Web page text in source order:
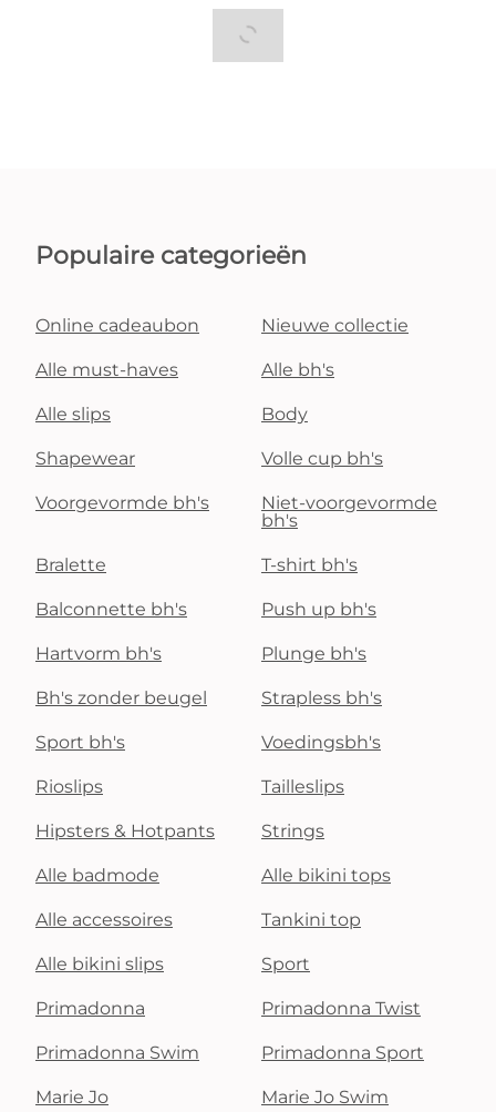
Populaire categorieën
Online cadeaubon Nieuwe collectie
Alle must-haves Alle bh's
Alle slips Body
Shapewear Volle cup bh's
Voorgevormde bh's
Niet-voorgevormde
bh's
Bralette T-shirt bh's
Balconnette bh's Push up bh's
Hartvorm bh's Plunge bh's
Bh's zonder beugel Strapless bh's
Sport bh's Voedingsbh's
Rioslips Tailleslips
Hipsters & Hotpants Strings
Alle badmode Alle bikini tops
Alle accessoires Tankini top
Alle bikini slips Sport
Primadonna Primadonna Twist
Primadonna Swim Primadonna Sport
Marie Jo Marie Jo Swim